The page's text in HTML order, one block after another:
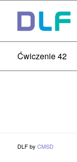
Ćwiczenie 42
DLF by CMSD